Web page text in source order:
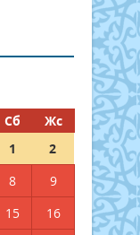
Сб
Жс
1
2
8
9
15
16